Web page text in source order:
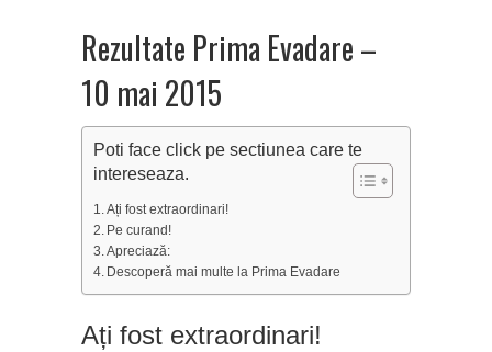
Rezultate Prima Evadare –
10 mai 2015
Poti face click pe sectiunea care te
intereseaza.
Ați fost extraordinari!
Pe curand!
Apreciază:
Descoperă mai multe la Prima Evadare
Ați fost extraordinari!